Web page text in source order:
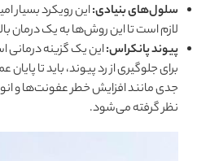
سلول‌های بنیادی:این رویکرد بسیار
لازم است تا این روش‌ها به یک درمان
پیوند پانکراس:این یک گزینه
برای جلوگیری از رد پیوند، باید تا پایان
جدی مانند افزایش خطر عفونت‌ها و
نظر گرفته می‌شود.